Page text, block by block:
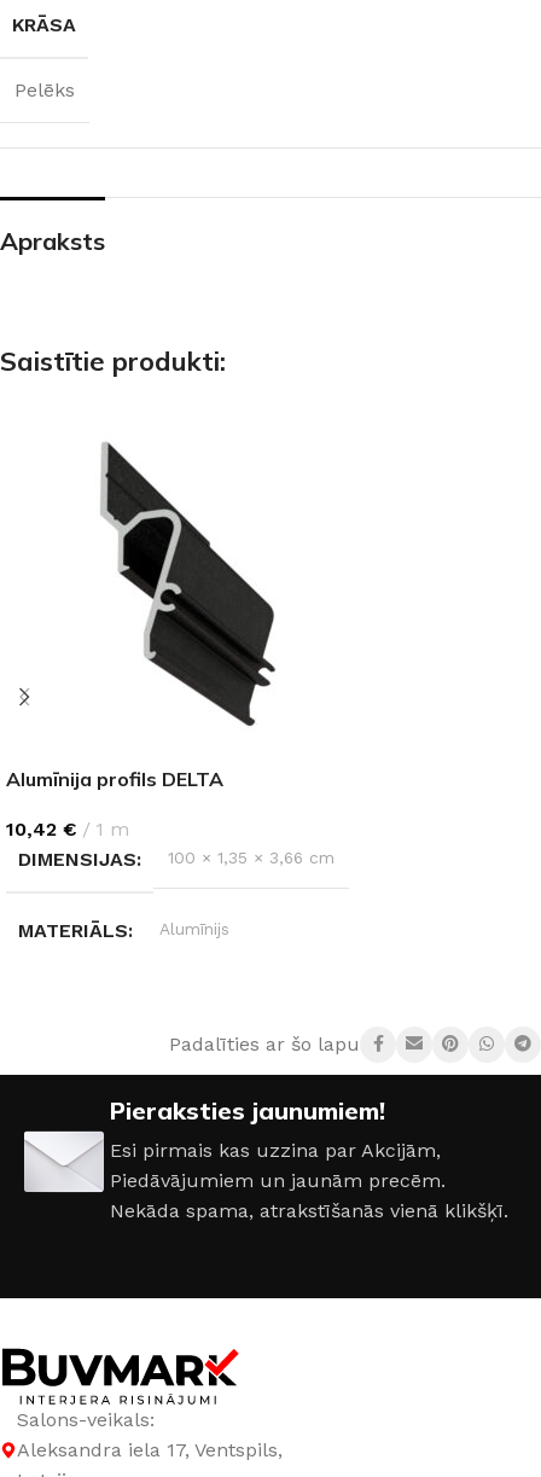
KRĀSA
Pelēks
Apraksts
Saistītie produkti:
Alumīnija profils DELTA
10,42 €
1 m
DIMENSIJAS
100 × 1,35 × 3,66 cm
MATERIĀLS Alumīnijs
Padalīties ar šo lapu:
Pieraksties jaunumiem!
Esi pirmais kas uzzina par Akcijām,
Piedāvājumiem un jaunām precēm.
Nekāda spama, atrakstīšanās vienā klikšķī.
Salons-veikals:
Aleksandra iela 17, Ventspils,